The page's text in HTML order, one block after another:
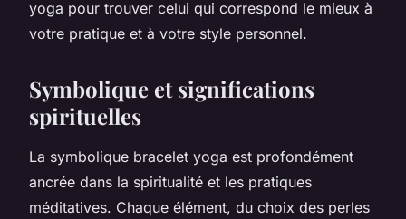
yoga pour trouver celui qui correspond le mieux à
votre pratique et à votre style personnel.
Symbolique et significations
spirituelles
La symbolique bracelet yoga est profondément
ancrée dans la spiritualité et les pratiques
méditatives. Chaque élément, du choix des perles